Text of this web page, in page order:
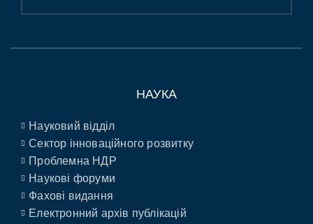
НАУКА
Науковий відділ
Сектор інноваційного розвитку
Проблемна НДР
Наукові форуми
Фахові видання
Електронний архів публікацій